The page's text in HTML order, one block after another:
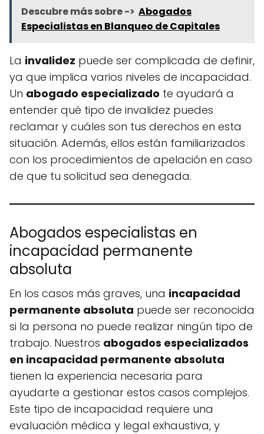
Descubre más sobre -> Abogados
Especialistas en Blanqueo de Capitales
La invalidez puede ser complicada de definir,
ya que implica varios niveles de incapacidad.
Un abogado especializado te ayudará a
entender qué tipo de invalidez puedes
reclamar y cuáles son tus derechos en esta
situación. Además, ellos están familiarizados
con los procedimientos de apelación en caso
de que tu solicitud sea denegada.
Abogados especialistas en
incapacidad permanente
absoluta
En los casos más graves, una incapacidad
permanente absoluta puede ser reconocida
si la persona no puede realizar ningún tipo de
trabajo. Nuestros abogados especializados
en incapacidad permanente absoluta
tienen la experiencia necesaria para
ayudarte a gestionar estos casos complejos.
Este tipo de incapacidad requiere una
evaluación médica y legal exhaustiva, y